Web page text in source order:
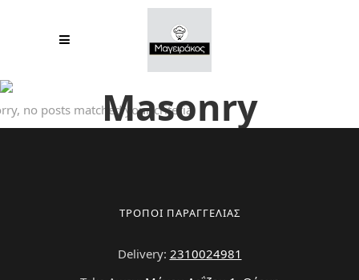
Masonry
Portfolio
no posts matched your criteria.
ΤΡΟΠΟΙ ΠΑΡΑΓΓΕΛΙΑΣ
Delivery: 2310024981